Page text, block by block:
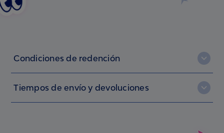
Condiciones de redención
regístrateaquí .
Tiempos de envío y devoluciones